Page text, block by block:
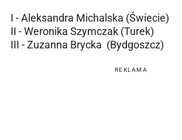
I - Aleksandra Michalska (Świecie)
II - Weronika Szymczak (Turek)
III - Zuzanna Brycka (Bydgoszcz)
REKLAMA